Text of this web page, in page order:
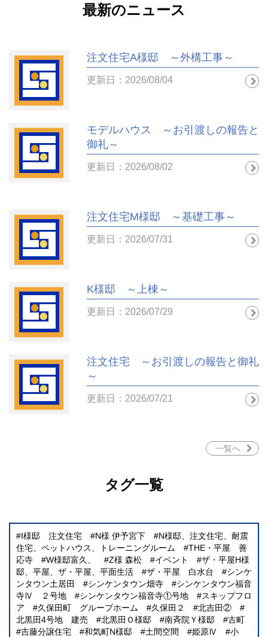
最新のニュース
注文住宅A様邸 ～外構工事～
更新日：2026/08/04
モデルハウス ～お引渡しの報告と
御礼～
更新日：2026/08/02
注文住宅M様邸 ～基礎工事～
更新日：2026/07/31
K様邸 ～上棟～
更新日：2026/07/29
注文住宅 ～お引渡しの報告と御礼
～
更新日：2026/07/21
一覧へ
タグ一覧
I様邸 注文住宅 N様 伊予宮下
N様邸、注文住宅、耐震
住宅、ペットハウス、トレーニングルーム
THE・平屋 善
応寺
W様邸富久、 Z様 森松 イベント
ザ・平屋H様
邸、平屋、ザ・平屋、平面生活
ザ・平屋 白水台
シンケ
ンタウン土居田
シンケンタウン畑寺
シンケンタウン福音
寺Ⅳ ２号地
シンケンタウン福音寺①号地
スキップフロ
ア
久保田町 グループホーム 久保田２
北吉田②
北黒田4号地 建売
北黒田Ｏ様邸 南斉院Ｙ様邸
古町
吉藤分譲住宅
和気町N様邸 土間空間 姫原Ⅳ 小